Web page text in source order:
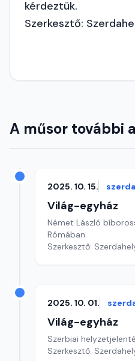
kérdeztük.
Szerkesztő:
A műsor további
2025. 10. 15. szerda
Világ-egyház
Német László
Rómában.
Szerkesztő:
2025. 10. 01.
Világ-egyház
Szerbiai
Szerkesztő: